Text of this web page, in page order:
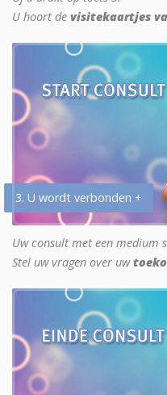
U hoort de visitekaartjes
3. U wordt verbonden +
Uw consult met een medium
Stel uw vragen over uw